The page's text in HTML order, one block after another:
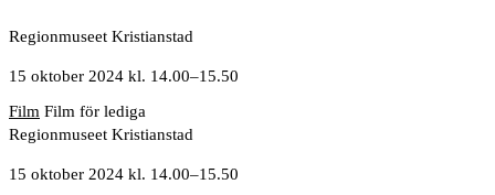
Regionmuseet Kristianstad
15 oktober 2024 kl. 14.00–15.50
Film Film för lediga
Regionmuseet Kristianstad
15 oktober 2024 kl. 14.00–15.50